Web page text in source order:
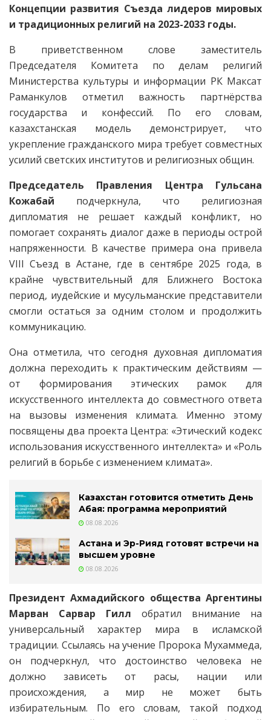
Концепции развития Съезда лидеров мировых
и традиционных религий на 2023-2033 годы.
В приветственном слове заместитель
Председателя Комитета по делам религий
Министерства культуры и информации РК Максат
Раманкулов отметил важность партнёрства
государства и конфессий. По его словам,
казахстанская модель демонстрирует, что
укрепление гражданского мира требует совместных
усилий светских институтов и религиозных общин.
Председатель Правления Центра Гульсана
Кожабай подчеркнула, что религиозная
дипломатия не решает каждый конфликт, но
помогает сохранять диалог даже в периоды острой
напряженности. В качестве примера она привела
VIII Съезд в Астане, где в сентябре 2025 года, в
крайне чувствительный для Ближнего Востока
период, иудейские и мусульманские представители
смогли остаться за одним столом и продолжить
коммуникацию.
Она отметила, что сегодня духовная дипломатия
должна переходить к практическим действиям —
от формирования этических рамок для
искусственного интеллекта до совместного ответа
на вызовы изменения климата. Именно этому
посвящены два проекта Центра: «Этический кодекс
использования искусственного интеллекта» и «Роль
религий в борьбе с изменением климата».
Казахстан готовится отметить День
Абая: программа мероприятий
08.08.2026
Астана и Эр-Рияд готовят встречи на
высшем уровне
08.08.2026
Президент Ахмадийского общества Аргентины
Марван Сарвар Гилл обратил внимание на
универсальный характер мира в исламской
традиции. Ссылаясь на учение Пророка Мухаммеда,
он подчеркнул, что достоинство человека не
должно зависеть от расы, нации или
происхождения, а мир не может быть
избирательным. По его словам, такой подход